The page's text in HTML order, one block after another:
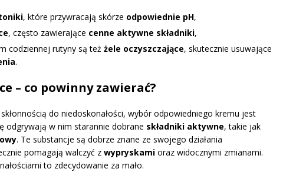
, które przywracają skórze odpowiednie pH,
, często zawierające cenne aktywne składniki,
codziennej rutyny są też żele oczyszczające, skutecznie usuwające
.
– co powinny zawierać?
do niedoskonałości, wybór odpowiedniego kremu jest
odgrywają w nim starannie dobrane składniki aktywne, takie jak
. Te substancje są dobrze znane ze swojego działania
pomagają walczyć z wypryskami oraz widocznymi zmianami.
to zdecydowanie za mało.